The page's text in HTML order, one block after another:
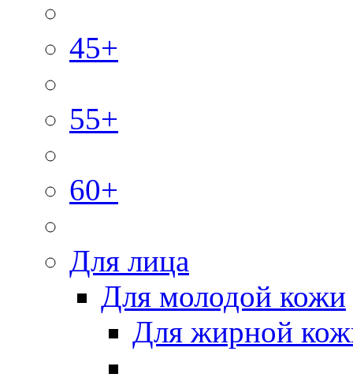
45+
55+
60+
Для лица
Для молодой кожи
Для жирной